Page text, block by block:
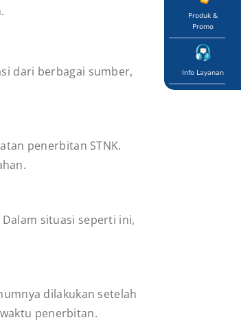
Produk &
Promo
Info Layanan
dari berbagai sumber,
penerbitan STNK.
situasi seperti ini,
dilakukan setelah
penerbitan.